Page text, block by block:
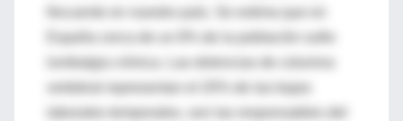
España cerca de un 8% de la población sufre
lumbalgia crónica. Las dolencias de columna
laborales temporales, son las responsables del